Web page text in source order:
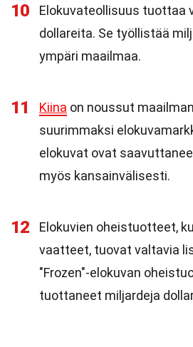
10
Elokuvateollisuus tuottaa
dollareita. Se työllistää
ympäri maailmaa.
11 Kiina on noussut
suurimmaksi
elokuvat ovat
myös kansainvälisesti.
12
Elokuvien oheistuotteet,
vaatteet, tuovat valtavia
"Frozen"-elokuvan
tuottaneet miljardeja